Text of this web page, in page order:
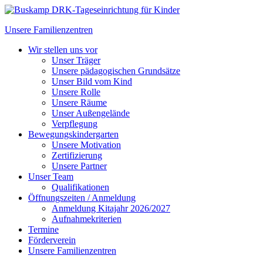
Unsere Familienzentren
Wir stellen uns vor
Unser Träger
Unsere pädagogischen Grundsätze
Unser Bild vom Kind
Unsere Rolle
Unsere Räume
Unser Außengelände
Verpflegung
Bewegungskindergarten
Unsere Motivation
Zertifizierung
Unsere Partner
Unser Team
Qualifikationen
Öffnungszeiten / Anmeldung
Anmeldung Kitajahr 2026/2027
Aufnahmekriterien
Termine
Förderverein
Unsere Familienzentren